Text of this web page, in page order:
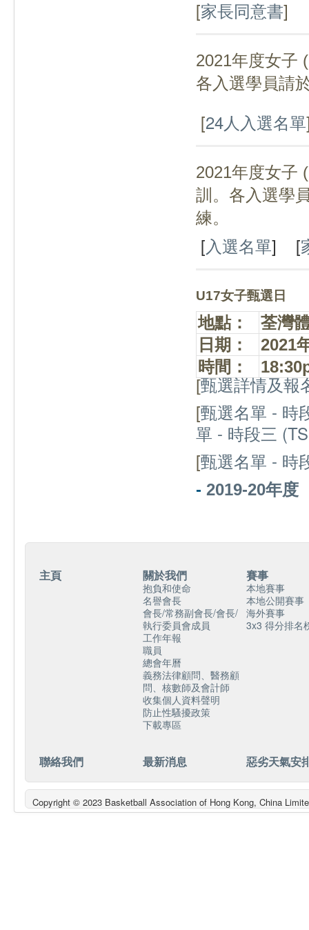
[家長同意書]
2021年度女子
各入選學員請
[24人入選名單
2021年度女子
訓。各入選學
練。
[入選名單] [
U17女子甄選日
地點：
荃灣
日 期：
2021
時間： 18
[甄選詳情及報
[甄選名單 - 時
單 - 時段三
[甄選名單 - 時
- 2019-20年度
主頁 關於我們
抱負和使命
名譽會長
會長/常務副會長/會長/
執行委員會成員
工作年報
職員
總會年曆
義務法律顧問、醫務顧
問、核數師及會計師
收集個人資料聲明
防止性騷擾政策
下載專區
賽事
本地賽事
本地公開賽事
海外賽事
3x3 得分排名
聯絡我們 最新消息 惡劣天氣安
Copyright © 2023 Basketball Association of Hong Kong, China